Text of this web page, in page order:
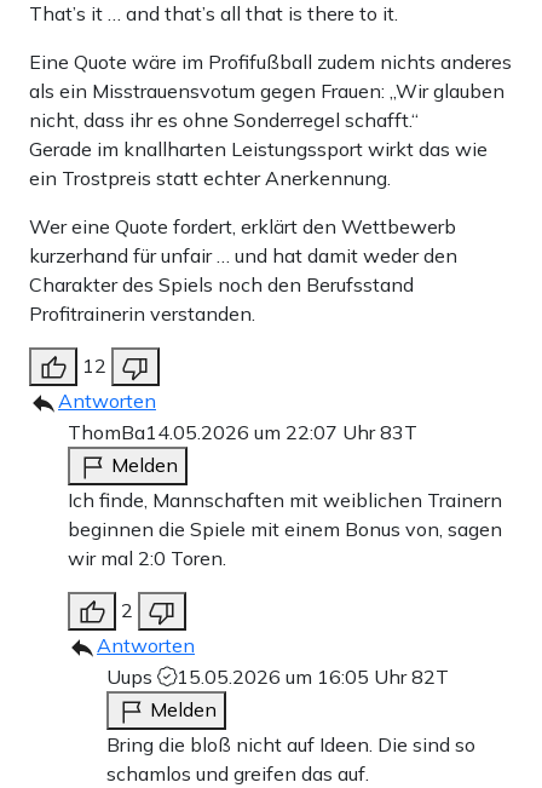
That’s it … and that’s all that is there to it.
Eine Quote wäre im Profifußball zudem nichts anderes
als ein Misstrauensvotum gegen Frauen: „Wir glauben
nicht, dass ihr es ohne Sonderregel schafft.“
Gerade im knallharten Leistungssport wirkt das wie
ein Trostpreis statt echter Anerkennung.
Wer eine Quote fordert, erklärt den Wettbewerb
kurzerhand für unfair … und hat damit weder den
Charakter des Spiels noch den Berufsstand
Profitrainerin verstanden.
12
Antworten
ThomBa14.05.2026 um 22:07 Uhr83T
Melden
Ich finde, Mannschaften mit weiblichen Trainern
beginnen die Spiele mit einem Bonus von, sagen
wir mal 2:0 Toren.
2
Antworten
Uups
15.05.2026 um 16:05 Uhr82T
Melden
Bring die bloß nicht auf Ideen. Die sind so
schamlos und greifen das auf.